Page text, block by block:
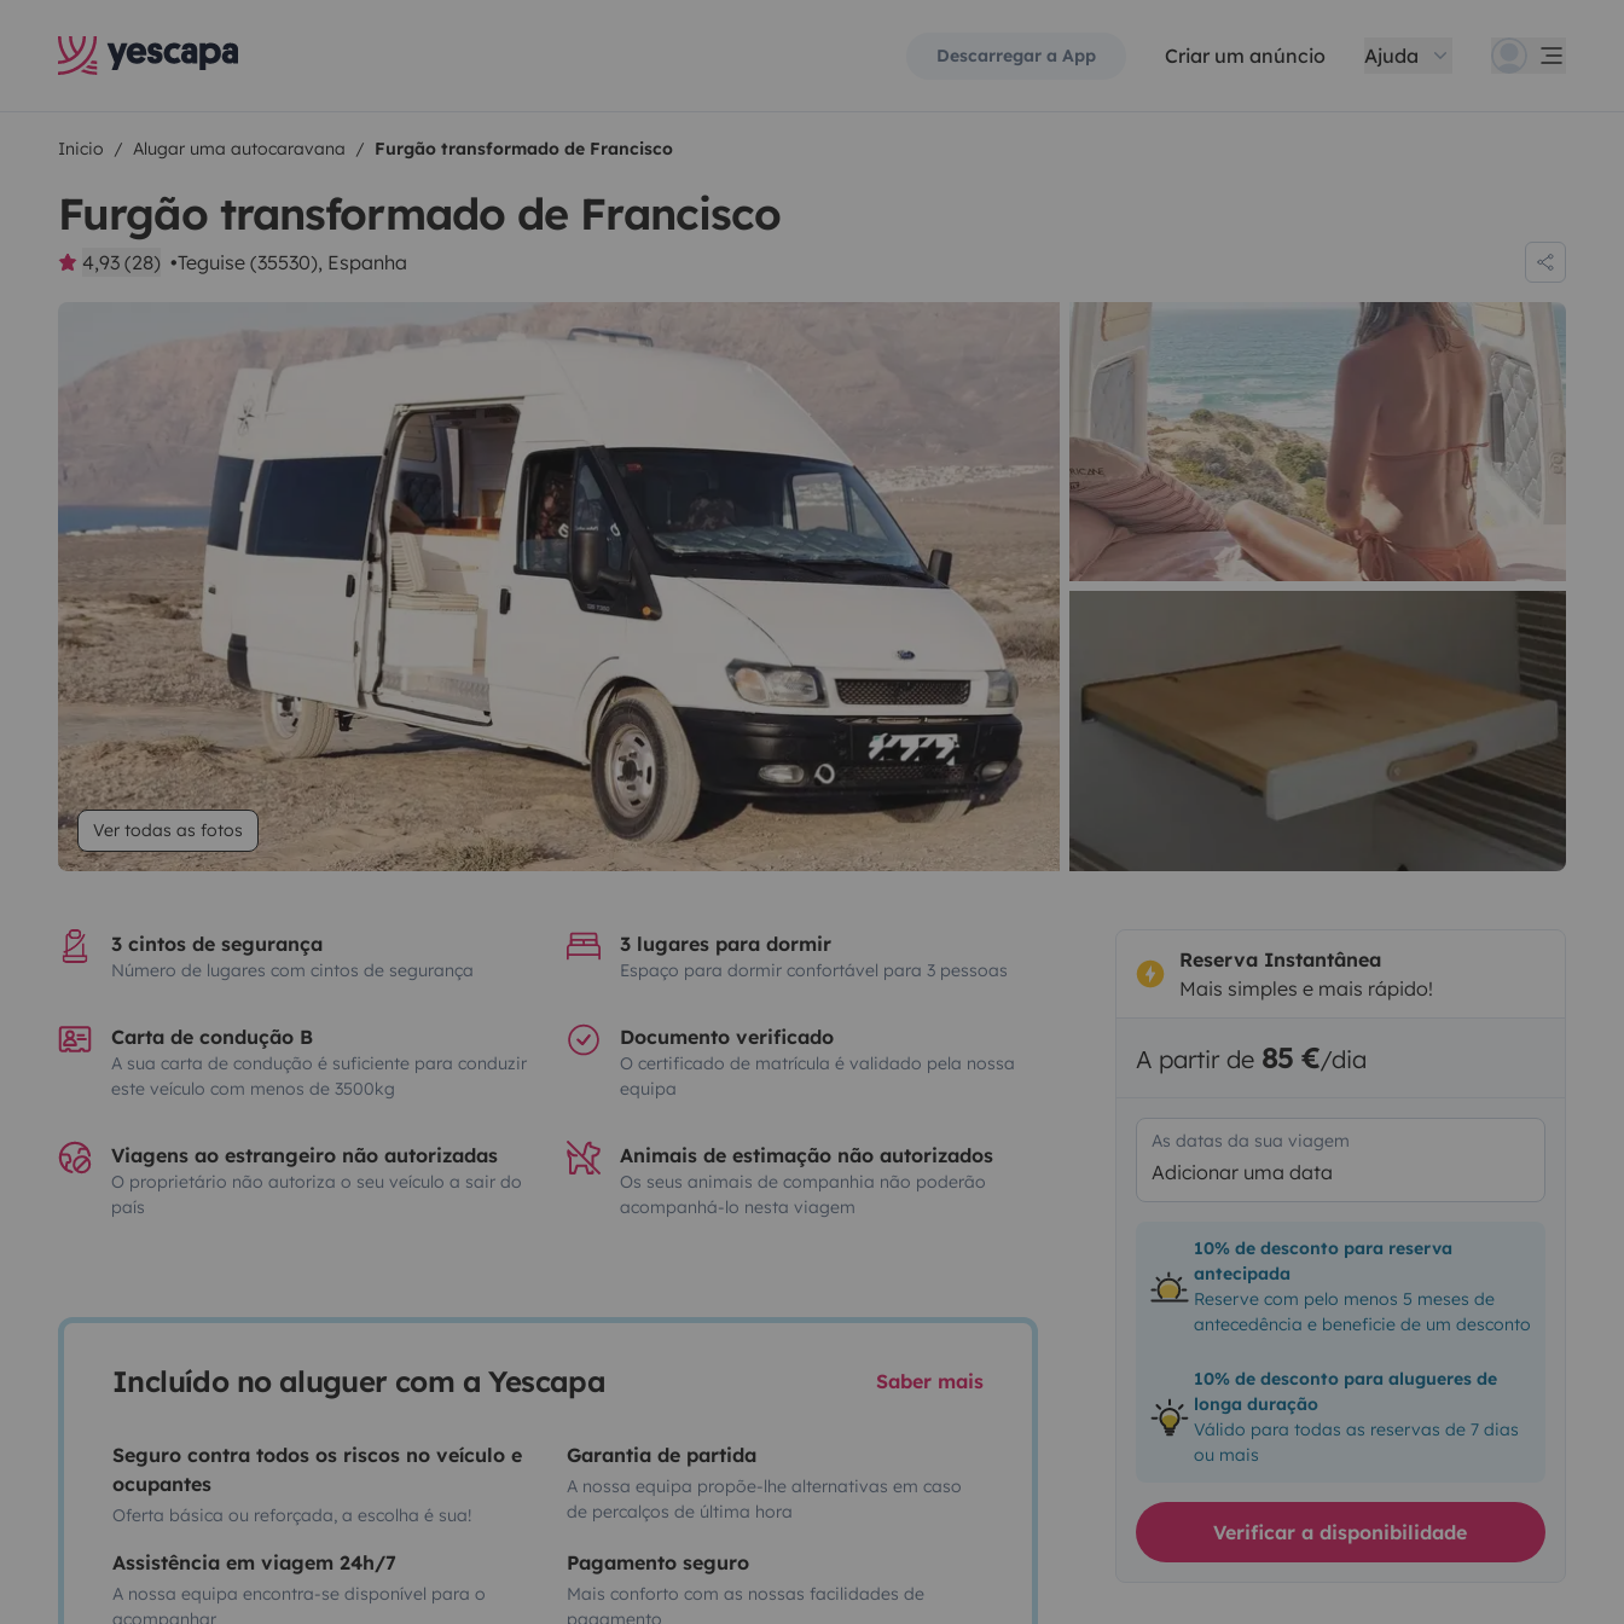
Descarregar a App Criar um anúncio Ajuda
Inicio Alugar uma autocaravana Furgão transformado de Francisco
Furgão transformado de Francisco
4,93 (28) Teguise (35530), Espanha
Ver todas as fotos
3 cintos de segurança
Número de lugares com cintos de segurança
3 lugares para dormir
Espaço para dormir confortável para 3 pessoas
Carta de condução B
A sua carta de condução é suficiente para conduzir
este veículo com menos de 3500kg
Documento verificado
O certificado de matrícula é validado pela nossa
equipa
Viagens ao estrangeiro não autorizadas
O proprietário não autoriza o seu veículo a sair do
país
Animais de estimação não autorizados
Os seus animais de companhia não poderão
acompanhá-lo nesta viagem
Incluído no aluguer com a Yescapa Saber mais
Seguro contra todos os riscos no veículo e
ocupantes
Oferta básica ou reforçada, a escolha é sua!
Garantia de partida
A nossa equipa propõe-lhe alternativas em caso
de percalços de última hora
Assistência em viagem 24h/7
A nossa equipa encontra-se disponível para o
acompanhar
Pagamento seguro
Mais conforto com as nossas facilidades de
pagamento
Reserva Instantânea
Mais simples e mais rápido!
A partir de 85 €/dia
As datas da sua viagem
Adicionar uma data
10% de desconto para reserva
antecipada
Reserve com pelo menos 5 meses de
antecedência e beneficie de um desconto
10% de desconto para alugueres de
longa duração
Válido para todas as reservas de 7 dias
ou mais
Verificar a disponibilidade